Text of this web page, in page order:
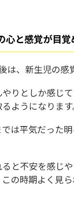
心と感覚が目
は、新生児の感
りとしか感じ
ようになります
は平気だった
と不安を感じ
の時期よく見ら